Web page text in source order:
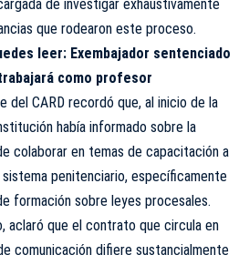
de investigar exhaustivamente
que rodearon este proceso.
leer: Exembajador sentenciado
como profesor
del CARD recordó que, al inicio de la
había informado sobre la
colaborar en temas de capacitación a
penitenciario, específicamente
formación sobre leyes procesales.
aclaró que el contrato que circula en
comunicación difiere sustancialmente